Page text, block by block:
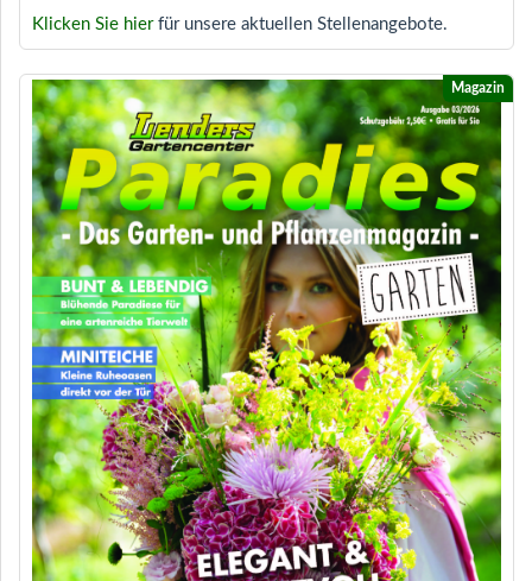
Klicken Sie hierfür unsere aktuellen Stellenangebote.